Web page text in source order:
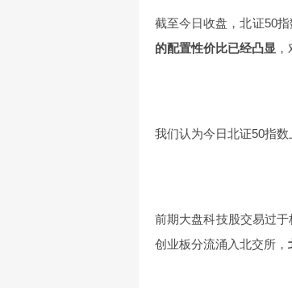
截至今日收盘，北证50
的配置性价比已经凸显
我们认为今日北证50指
前期大盘科技股交易过
创业板分流涌入北交所，